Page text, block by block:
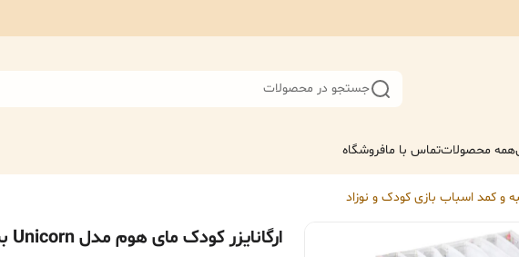
جستجو در محصولات
همه محصولاتتماس با مافروشگاه
و کمد اسباب بازی کودک و نوزاد